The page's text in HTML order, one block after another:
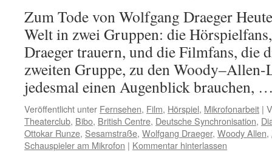
Zum Tode von Wolfgang Draeger
Welt in zwei Gruppen: die
Draeger trauern, und die Filmfans, die
zweiten Gruppe, zu den Woody–Allen-
jedesmal einen Augenblick brauchen,
Veröffentlicht unter Fernsehen, Film, Hörspiel, Mikrofonarbeit |
Theaterclub, Bibo, British Centre, Deutsche Synchronisation,
Ottokar Runze, Sesamstraße, Wolfgang Draeger, Woody Allen,
Schauspieler am Mikrofon | Kommentar hinterlassen